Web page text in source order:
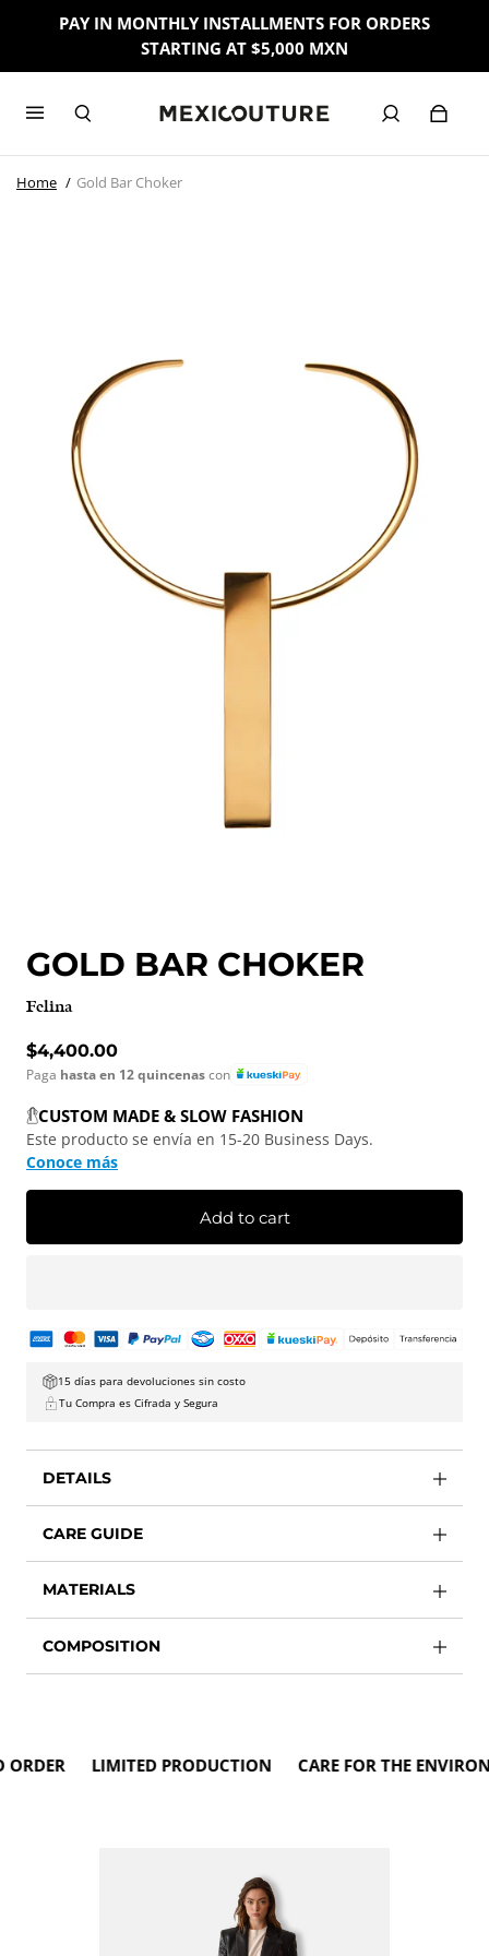
PAY IN MONTHLY INSTALLMENTS FOR ORDERS
STARTING AT $5,000 MXN
Home Gold Bar Choker
GOLD BAR CHOKER
Felina
Regular price
$4,400.00
Paga hasta en 12 quincenascon
CUSTOM MADE & SLOW FASHION
Este producto se envía en 15-20 Business Days.
Conoce más
Add to cart
15 días para devoluciones sin costo
Tu Compra es Cifrada y Segura
DETAILS
CARE GUIDE
MATERIALS
COMPOSITION
LIMITED PRODUCTION CARE FOR THE